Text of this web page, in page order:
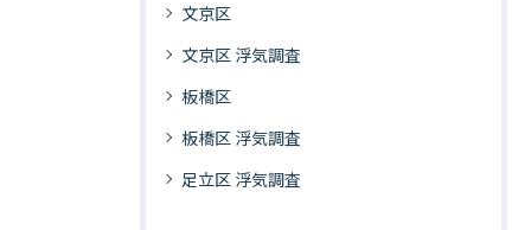
文京区
文京区 浮気調査
板橋区
板橋区 浮気調査
足立区 浮気調査